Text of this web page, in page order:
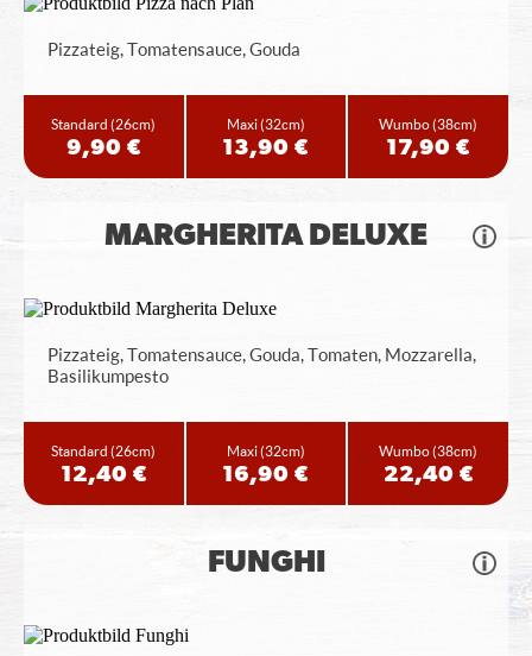
Pizzateig, Tomatensauce, Gouda
Standard(26cm)
9,90 €
Maxi(32cm)
13,90 €
Wumbo(38cm)
17,90 €
MARGHERITA DELUXE
Pizzateig, Tomatensauce, Gouda, Tomaten, Mozzarella,
Basilikumpesto
Standard(26cm)
12,40 €
Maxi(32cm)
16,90 €
Wumbo(38cm)
22,40 €
FUNGHI